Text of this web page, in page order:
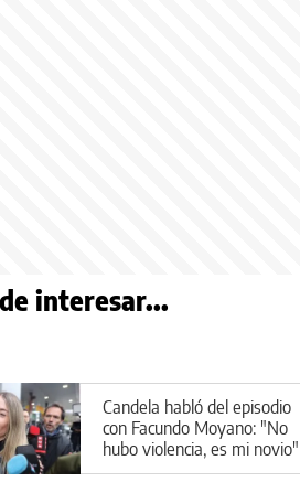
interesar...
Candela habló del episodio
con Facundo Moyano: "No
hubo violencia, es mi novio"